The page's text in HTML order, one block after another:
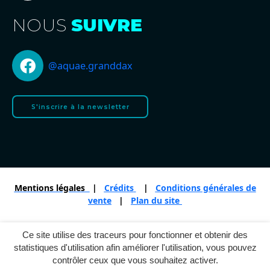
Ce site utilise des traceurs pour fonctionner et obtenir des
statistiques d'utilisation afin améliorer l'utilisation, vous pouvez
contrôler ceux que vous souhaitez activer.
NOUS SUIVRE
@aquae.granddax
S'inscrire à la newsletter
Mentions légales | Crédits | Conditions générales de
vente | Plan du site
Projet financé par